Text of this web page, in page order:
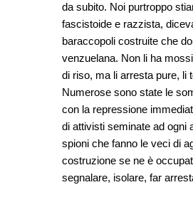
da subito. Noi purtroppo
fascistoide e razzista,
baraccopoli costruite che
venzuelana. Non li ha
di riso, ma li arresta pure, li
Numerose sono state le
con la repressione
di attivisti seminate ad ogni
spioni che fanno le veci di
costruzione se ne è
segnalare, isolare, far